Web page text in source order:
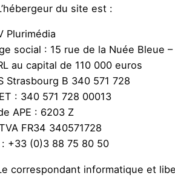
du site est :
Plurimédia
social : 15 rue de la Nuée Bleue
au capital de 110 000 euros
Strasbourg B 340 571 728
: 340 571 728 00013
APE : 6203 Z
FR34 340571728
: +33 (0)3 88 75 80 50
correspondant informatique et